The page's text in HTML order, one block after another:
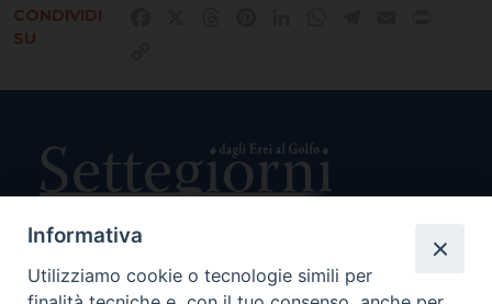
CONDIVIDI
SU
Direttore Responsabile Giuseppe Rabita
Direttore Amministrativo Salvatore Bruno
Informativa
Utilizziamo cookie o tecnologie simili per